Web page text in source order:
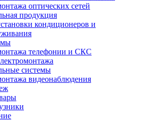
оптических сетей
продукция
кондиционеров и
телефонии и СКС
системы
видеонаблюдения